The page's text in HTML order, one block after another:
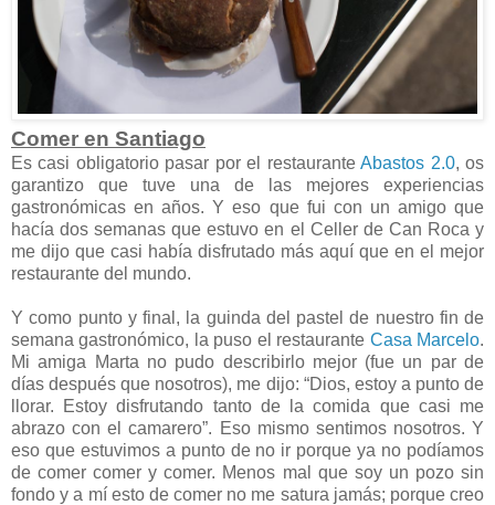
Comer en Santiago
Es casi obligatorio pasar por el restauranteAbastos 2.0, os
garantizo que tuve una de las mejores experiencias
gastronómicas en años. Y eso que fui con un amigo que
hacía dos semanas que estuvo en el Celler de Can Roca y
me dijo que casi había disfrutado más aquí que en el mejor
restaurante del mundo.
Y como punto y final, la guinda del pastel de nuestro fin de
semana gastronómico, la puso el restaurante Casa Marcelo.
Mi amiga Marta no pudo describirlo mejor (fue un par de
días después que nosotros), me dijo: “Dios, estoy a punto de
llorar. Estoy disfrutando tanto de la comida que casi me
abrazo con el camarero”. Eso mismo sentimos nosotros. Y
eso que estuvimos a punto de no ir porque ya no podíamos
de comer comer y comer. Menos mal que soy un pozo sin
fondo y a mí esto de comer no me satura jamás; porque creo